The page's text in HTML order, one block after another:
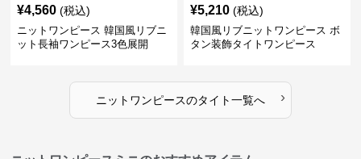
¥4,560 (税込)
ニットワンピース 韓国風リブニ
ット長袖ワンピース3色展開
¥5,210 (税込)
韓国風リブニットワンピース ボ
タン装飾タイトワンピース
ニットワンピースのタイト一覧へ ›